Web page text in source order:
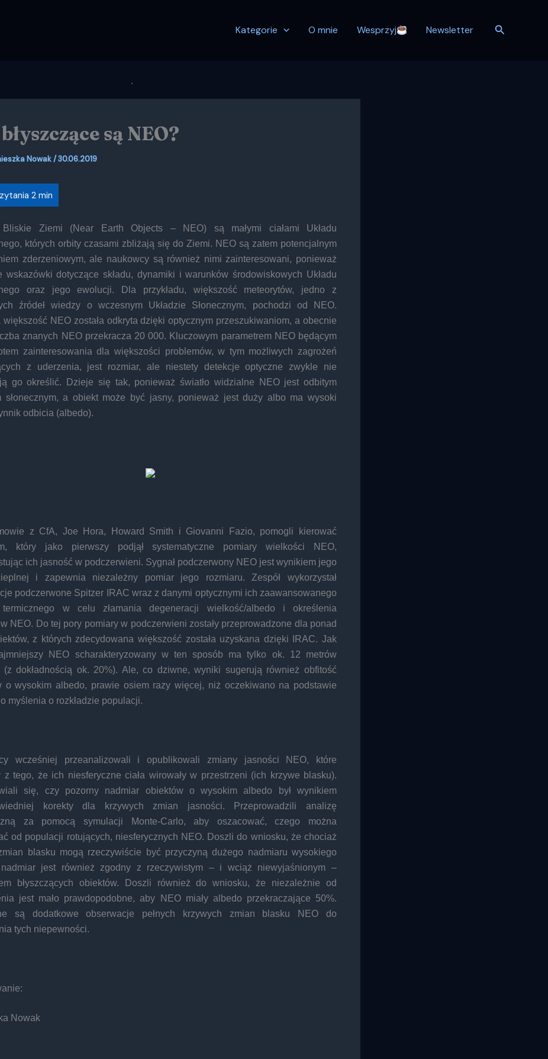
Kategorie O mnie Wesprzyj Newsletter Szukaj
są NEO?
Nowak/30.06.2019
Bliskie Ziemi (Near Earth Objects – NEO) są małymi ciałami Układu
których orbity czasami zbliżają się do Ziemi. NEO są zatem potencjalnym
zderzeniowym, ale naukowcy są również nimi zainteresowani, ponieważ
wskazówki dotyczące składu, dynamiki i warunków środowiskowych Układu
oraz jego ewolucji. Dla przykładu, większość meteorytów, jedno z
źródeł wiedzy o wczesnym Układzie Słonecznym, pochodzi od NEO.
większość NEO została odkryta dzięki optycznym przeszukiwaniom, a obecnie
znanych NEO przekracza 20 000. Kluczowym parametrem NEO będącym
zainteresowania dla większości problemów, w tym możliwych zagrożeń
z uderzenia, jest rozmiar, ale niestety detekcje optyczne zwykle nie
go określić. Dzieje się tak, ponieważ światło widzialne NEO jest odbitym
słonecznym, a obiekt może być jasny, ponieważ jest duży albo ma wysoki
odbicia (albedo).
z CfA, Joe Hora, Howard Smith i Giovanni Fazio, pomogli kierować
który jako pierwszy podjął systematyczne pomiary wielkości NEO,
ich jasność w podczerwieni. Sygnał podczerwony NEO jest wynikiem jego
i zapewnia niezależny pomiar jego rozmiaru. Zespół wykorzystał
podczerwone Spitzer IRAC wraz z danymi optycznymi ich zaawansowanego
termicznego w celu złamania degeneracji wielkość/albedo i określenia
NEO. Do tej pory pomiary w podczerwieni zostały przeprowadzone dla ponad
z których zdecydowana większość została uzyskana dzięki IRAC. Jak
NEO scharakteryzowany w ten sposób ma tylko ok. 12 metrów
(z dokładnością ok. 20%). Ale, co dziwne, wyniki sugerują również obfitość
o wysokim albedo, prawie osiem razy więcej, niż oczekiwano na podstawie
myślenia o rozkładzie populacji.
wcześniej przeanalizowali i opublikowali zmiany jasności NEO, które
z tego, że ich niesferyczne ciała wirowały w przestrzeni (ich krzywe blasku).
się, czy pozorny nadmiar obiektów o wysokim albedo był wynikiem
korekty dla krzywych zmian jasności. Przeprowadzili analizę
za pomocą symulacji Monte-Carlo, aby oszacować, czego można
od populacji rotujących, niesferycznych NEO. Doszli do wniosku, że chociaż
blasku mogą rzeczywiście być przyczyną dużego nadmiaru wysokiego
jest również zgodny z rzeczywistym – i wciąż niewyjaśnionym –
błyszczących obiektów. Doszli również do wniosku, że niezależnie od
jest mało prawdopodobne, aby NEO miały albedo przekraczające 50%.
są dodatkowe obserwacje pełnych krzywych zmian blasku NEO do
tych niepewności.
Nowak